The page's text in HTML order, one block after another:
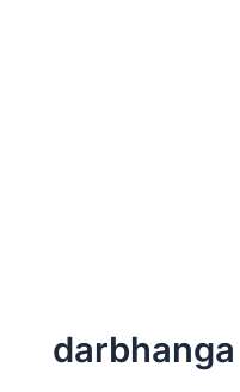
darbhanga